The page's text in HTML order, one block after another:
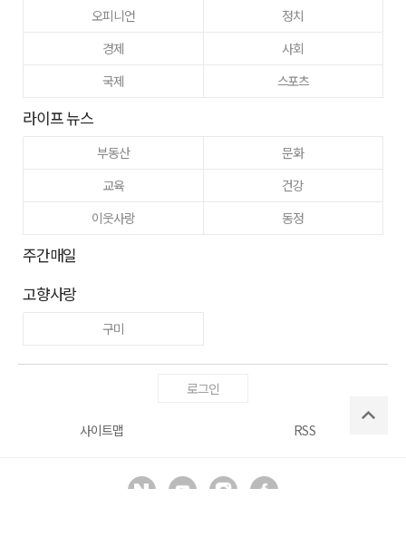
오피니언
정치
경제
사회
국제
스포츠
라이프 뉴스
부동산
문화
교육
건강
이웃사랑
동정
주간매일
고향사랑
구미
로그인
사이트맵 RSS